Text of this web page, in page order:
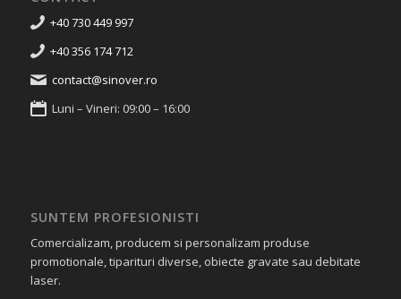
+40 730 449 997
+40 356 174 712
contact@sinover.ro
Luni – Vineri: 09:00 – 16:00
SUNTEM PROFESIONISTI
Comercializam, producem si personalizam produse
promotionale, tiparituri diverse, obiecte gravate sau debitate
laser.